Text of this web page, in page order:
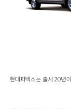
현대파텍스는 출시 20년